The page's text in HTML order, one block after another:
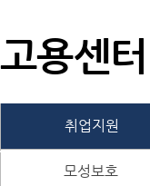
고용센터
취업지원
모성보호